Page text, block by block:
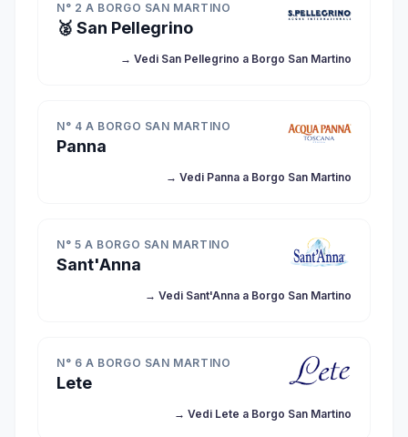
N° 2 A BORGO SAN MARTINO
🥈 San Pellegrino
→ Vedi San Pellegrino a Borgo San Martino
N° 4 A BORGO SAN MARTINO
Panna
→ Vedi Panna a Borgo San Martino
N° 5 A BORGO SAN MARTINO
Sant'Anna
→ Vedi Sant'Anna a Borgo San Martino
N° 6 A BORGO SAN MARTINO
Lete
→ Vedi Lete a Borgo San Martino